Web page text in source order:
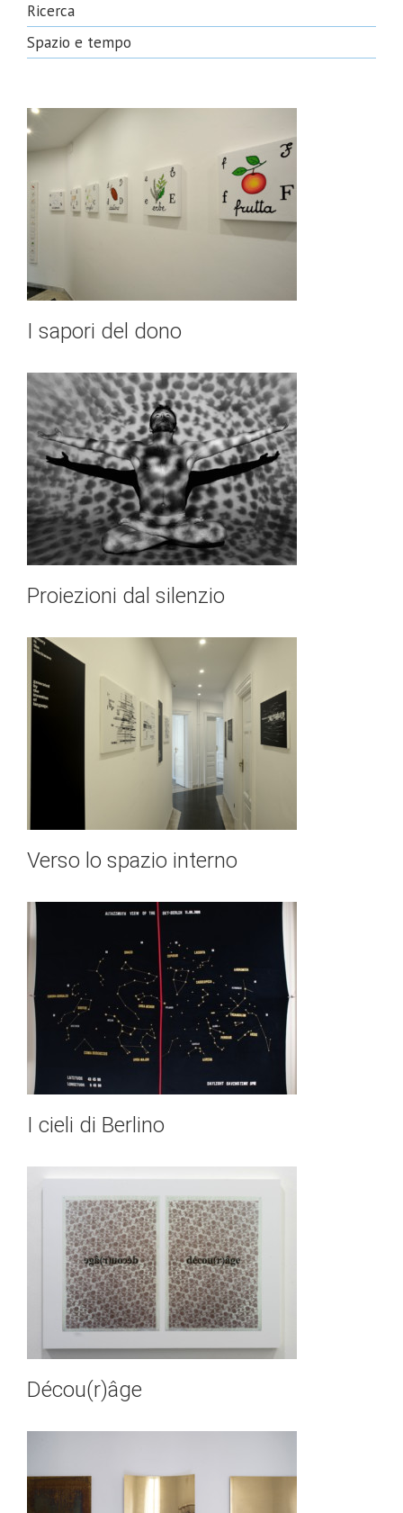
Ricerca
Spazio e tempo
I sapori del dono
Proiezioni dal silenzio
Verso lo spazio interno
I cieli di Berlino
Décou(r)âge